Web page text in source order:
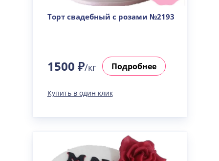
Торт свадебный с розами №2193
1500 ₽/кг Подробнее
Купить в один клик